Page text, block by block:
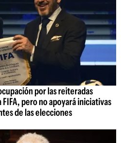
por las reiteradas
pero no apoyará iniciativas
de las elecciones